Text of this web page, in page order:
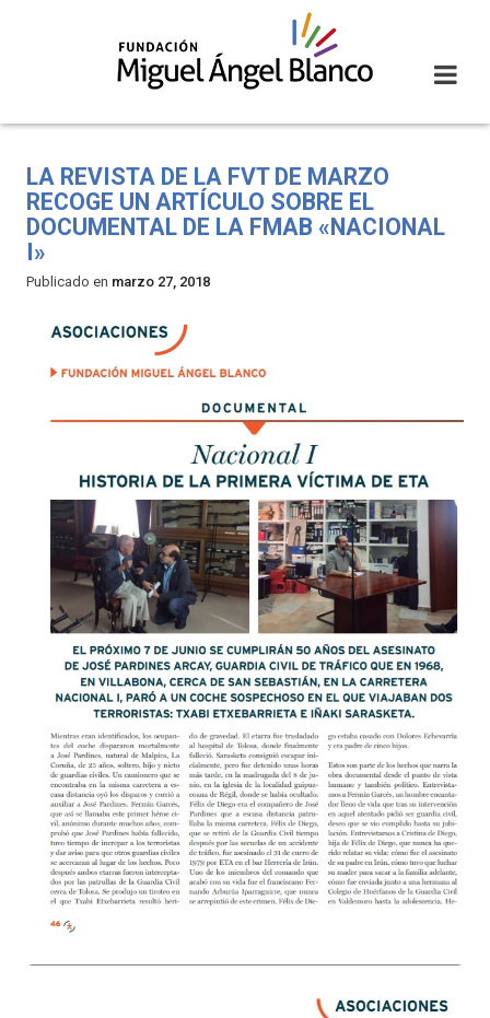
LA REVISTA DE LA FVT DE MARZO
RECOGE UN ARTÍCULO SOBRE EL
DOCUMENTAL DE LA FMAB «NACIONAL
I»
Publicado en marzo 27, 2018